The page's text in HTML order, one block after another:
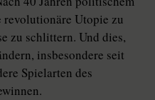
revolutionäre Utopie zu
zu schlittern. Und dies,
insbesondere seit
Spielarten des